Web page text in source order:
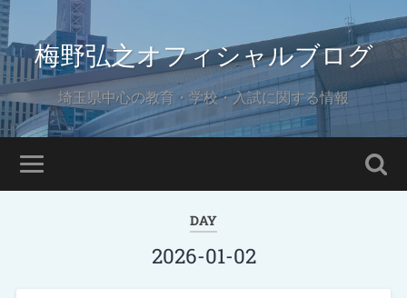
梅野弘之オフィシャルブログ
埼玉県中心の教育・学校・入試に関する情報
DAY
2026-01-02